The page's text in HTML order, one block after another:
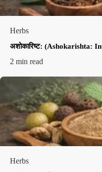
Herbs
अशोकारिष्ट: (Ashokarishta:
2 min read
Herbs